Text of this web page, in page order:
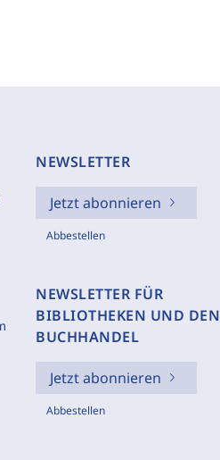
NEWSLETTER
Jetzt abonnieren
Abbestellen
NEWSLETTER FÜR
BIBLIOTHEKEN UND DEN
BUCHHANDEL
Jetzt abonnieren
Abbestellen